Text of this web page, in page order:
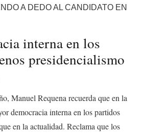
A DEDO AL CANDIDATO EN
interna en los
presidencialismo
Manuel Requena recuerda que en la
democracia interna en los partidos
en la actualidad. Reclama que los